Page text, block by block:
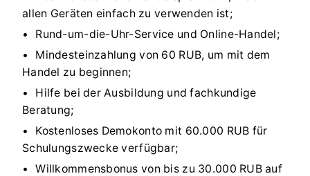
allen Geräten einfach zu verwenden ist;
Rund-um-die-Uhr-Service und Online-Handel;
Mindesteinzahlung von 60 RUB, um mit dem
Handel zu beginnen;
Hilfe bei der Ausbildung und fachkundige
Beratung;
Kostenloses Demokonto mit 60.000 RUB für
Schulungszwecke verfügbar;
Willkommensbonus von bis zu 30.000 RUB auf